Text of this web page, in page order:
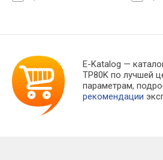
E-Katalog —
TP80K по лучшей
параметрам,
рекомендации